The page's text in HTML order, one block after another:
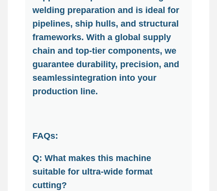
welding preparation and is ideal for
pipelines, ship hulls, and structural
frameworks. With a global supply
chain and top-tier components, we
guarantee durability, precision, and
seamlessintegration into your
production line.
FAQs:
Q: What makes this machine
suitable for ultra-wide format
cutting?